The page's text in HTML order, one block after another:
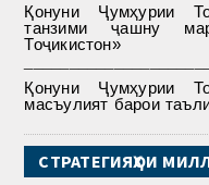
Қонуни Ҷумҳурии
танзими ҷашну
Тоҷикистон»
Қонуни Ҷумҳурии
масъулият барои
СТРАТЕГИЯҲОИ